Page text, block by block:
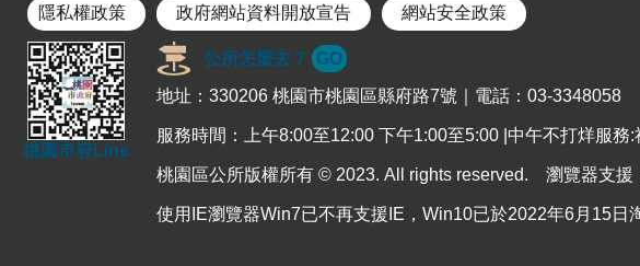
隱私權政策 政府網站資料開放宣告 網站安全政策
桃園市府Line
公所怎麼去？
GO
地址：330206 桃園市桃園區縣府路7號｜電話：03-3348058
服務時間：上午8:00至12:00 下午1:00至5:00 |中午不打烊服務
桃園區公所版權所有 © 2023. All rights reserved. 瀏覽器支援
使用IE瀏覽器Win7已不再支援IE，Win10已於2022年6月15日